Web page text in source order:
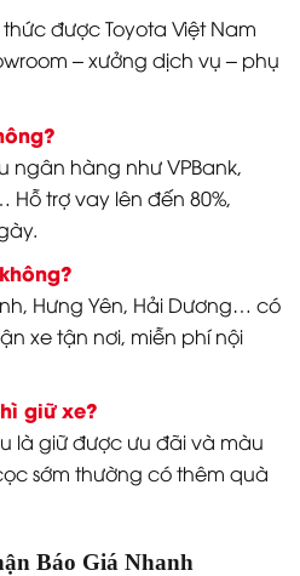
được Toyota Việt Nam
– xưởng dịch vụ – phụ
ngân hàng như VPBank,
Hỗ trợ vay lên đến 80%,
Hưng Yên, Hải Dương… có
xe tận nơi, miễn phí nội
giữ xe?
là giữ được ưu đãi và màu
sớm thường có thêm quà
Báo Giá Nhanh